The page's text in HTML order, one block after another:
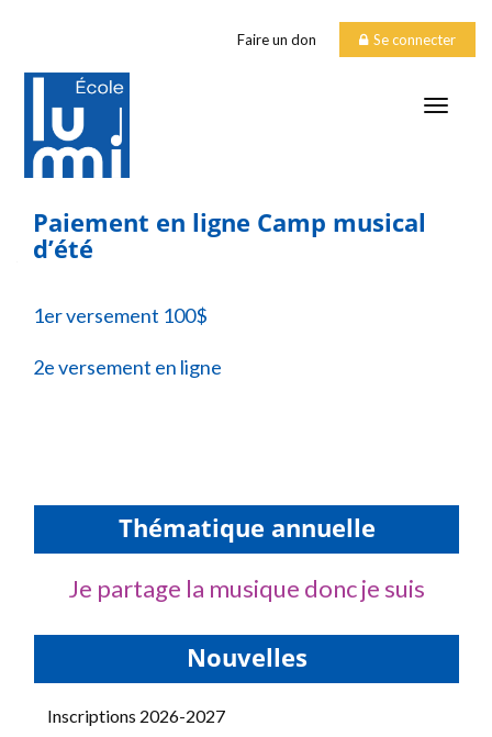
Faire un don Se connecter
Paiement en ligne Camp musical
d’été
1er versement 100$
2e versement en ligne
Thématique annuelle
Je partage la musique donc je suis
Nouvelles
Inscriptions 2026-2027